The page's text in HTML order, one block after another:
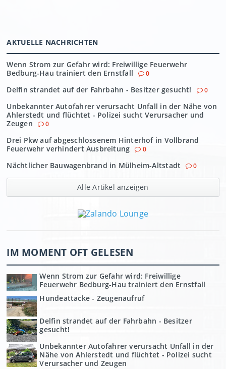
AKTUELLE NACHRICHTEN
Wenn Strom zur Gefahr wird: Freiwillige Feuerwehr
Bedburg-Hau trainiert den Ernstfall
0
Delfin strandet auf der Fahrbahn - Besitzer gesucht! 0
Unbekannter Autofahrer verursacht Unfall in der Nähe von
Ahlerstedt und flüchtet - Polizei sucht Verursacher und
Zeugen
0
Drei Pkw auf abgeschlossenem Hinterhof in Vollbrand
Feuerwehr verhindert Ausbreitung
0
Nächtlicher Bauwagenbrand in Mülheim-Altstadt 0
Alle Artikel anzeigen
IM MOMENT OFT GELESEN
Wenn Strom zur Gefahr wird: Freiwillige
Feuerwehr Bedburg-Hau trainiert den Ernstfall
Hundeattacke - Zeugenaufruf
Delfin strandet auf der Fahrbahn - Besitzer
gesucht!
Unbekannter Autofahrer verursacht Unfall in der
Nähe von Ahlerstedt und flüchtet - Polizei sucht
Verursacher und Zeugen